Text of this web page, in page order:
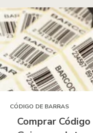
CÓDIGO DE BARRAS
Comprar